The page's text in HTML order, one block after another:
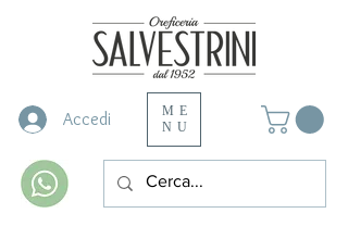
Accedi
ME
NU